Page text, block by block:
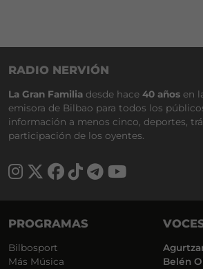
RADIO NERVIÓN
La Gran Familia desde hace 40 años en
emisora de Bilbao para todos los
información a menos cinco, deportes,
participación de los oyentes.
PROGRAMAS
Bilbosport
Más Música
Belén